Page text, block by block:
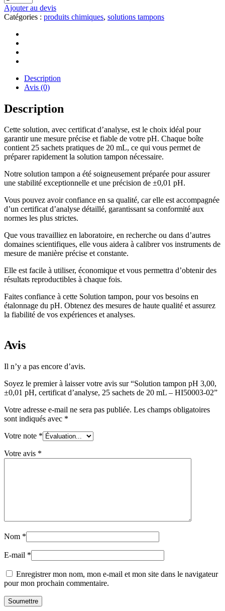
Ajouter au devis
Catégories : produits chimiques, solutions tampons
Description
Avis (0)
Description
Cette solution, avec certificat d’analyse, est le choix idéal pour
garantir une mesure précise et fiable de votre pH. Chaque boîte
contient 25 sachets pratiques de 20 mL, ce qui vous permet de
préparer rapidement la solution tampon nécessaire.
Notre solution tampon a été soigneusement préparée pour assurer
une stabilité exceptionnelle et une précision de ±0,01 pH.
Vous pouvez avoir confiance en sa qualité, car elle est accompagnée
d’un certificat d’analyse détaillé, garantissant sa conformité aux
normes les plus strictes.
Que vous travailliez en laboratoire, en recherche ou dans d’autres
domaines scientifiques, elle vous aidera à calibrer vos instruments de
mesure de manière précise et constante.
Elle est facile à utiliser, économique et vous permettra d’obtenir des
résultats reproductibles à chaque fois.
Faites confiance à cette Solution tampon, pour vos besoins en
étalonnage du pH. Obtenez des mesures de haute qualité et assurez
la fiabilité de vos expériences et analyses.
Avis
Il n’y a pas encore d’avis.
Soyez le premier à laisser votre avis sur “Solution tampon pH 3,00,
±0,01 pH, certificat d’analyse, 25 sachets de 20 mL – HI50003-02”
Votre adresse e-mail ne sera pas publiée. Les champs obligatoires
sont indiqués avec *
Votre note *
Votre avis *
Nom *
E-mail *
Enregistrer mon nom, mon e-mail et mon site dans le navigateur
pour mon prochain commentaire.